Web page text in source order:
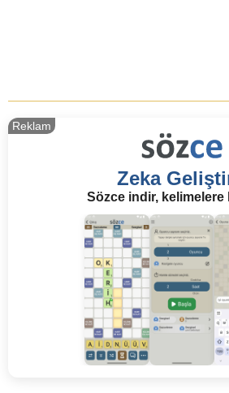
Zeka
Sözce indir, kelimelere
Reklam